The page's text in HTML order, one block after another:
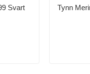
Svart Tynn